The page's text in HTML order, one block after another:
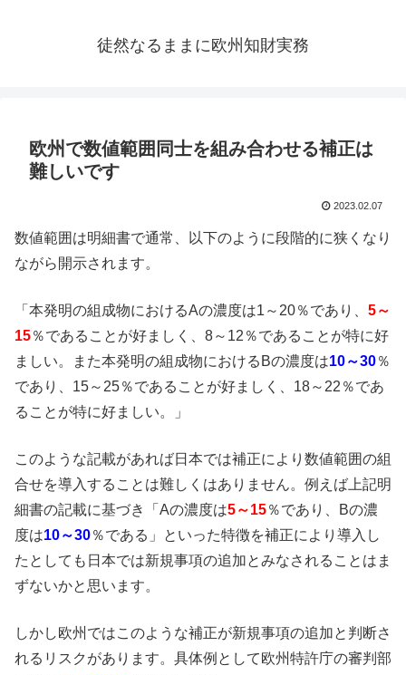
徒然なるままに欧州知財実務
欧州で数値範囲同士を組み合わせる補正は
難しいです
2023.02.07
数値範囲は明細書で通常、以下のように段階的に狭くなり
ながら開示されます。
「本発明の組成物におけるAの濃度は1～20％であり、 5～
15％であることが好ましく、8～12％であることが特に好
ましい。また本発明の組成物におけるBの濃度は10～30％
であり、15～25％であることが好ましく、18～22％であ
ることが特に好ましい。」
このような記載があれば日本では補正により数値範囲の組
合せを導入することは難しくはありません。例えば上記明
細書の記載に基づき「Aの濃度は5～15％であり、Bの濃
度は10～30％である」といった特徴を補正により導入し
たとしても日本では新規事項の追加とみなされることはま
ずないかと思います。
しかし欧州ではこのような補正が新規事項の追加と判断さ
れるリスクがあります。具体例として欧州特許庁の審判部